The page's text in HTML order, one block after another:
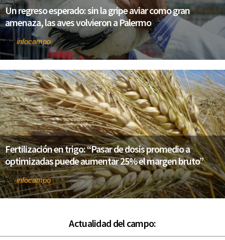
Un regreso esperado: sin la gripe aviar como gran
amenaza, las aves volvieron a Palermo
Por infocampo
Fertilización en trigo: “Pasar de dosis promedio a
optimizadas puede aumentar 25% el margen bruto”
Porinfocampo
Actualidad del campo: